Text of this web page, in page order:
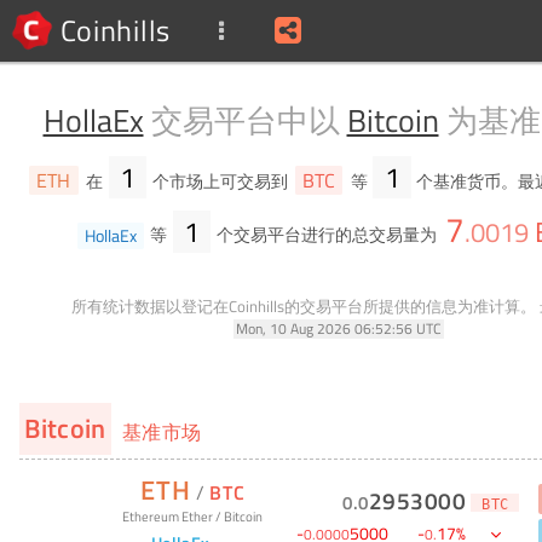
Coinhills
HollaEx 交易平台中以 Bitcoin 为基
ETH 在 1 个市场上可交易到 BTC 等 1 个基准货币。
HollaEx 等 1 个交易平台进行的总交易量为 7.0019
所有统计数据以登记在Coinhills的交易平台所提供的信息为准计算。
Mon, 10 Aug 2026 06:52:56 UTC
Bitcoin 基准市场
ETH / BTC
Ethereum Ether/ Bitcoin 0.02953000 BTC
-0.00005000 -0.17%